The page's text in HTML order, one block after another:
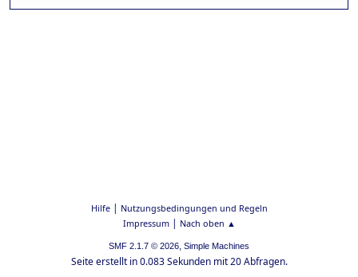
Hilfe| Nutzungsbedingungen und Regeln
Impressum| Nach oben ▲
SMF 2.1.7 © 2026, Simple Machines
Seite erstellt in 0.083 Sekunden mit 20 Abfragen.